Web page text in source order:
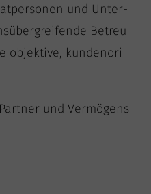
und Unter­
Betreu­
objek­ti­ve, kun­den­ori­
und Ver­mö­gens­